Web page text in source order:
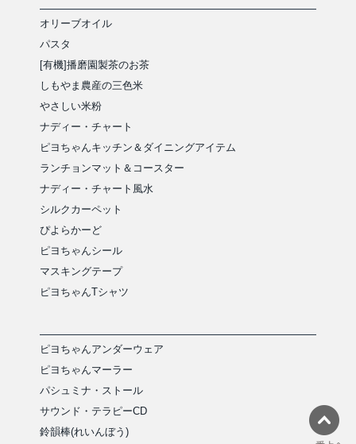
オリーブオイル
パスタ
[有機]播磨園製茶のお茶
しもやま農産の三色米
やさしい米粉
ナディー・チャート
ピヨちゃんキッチン＆ダイニングアイテム
ランチョンマット＆コースター
ナディー・チャート風水
シルクカーペット
ぴよらかーど
ピヨちゃんシール
マスキングテープ
ピヨちゃんTシャツ
ピヨちゃんアンダーウェア
ピヨちゃんマーラー
パシュミナ・ストール
サウンド・テラピーCD
鈴韻棒(れいんぼう)